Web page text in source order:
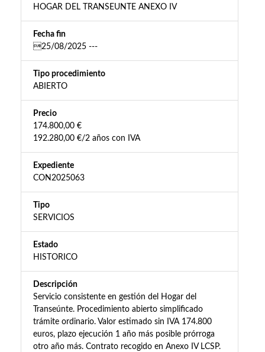
HOGAR DEL TRANSEUNTE ANEXO IV
Fecha fin
25/08/2025 ---
Tipo procedimiento
ABIERTO
Precio
174.800,00 €
192.280,00 €/2 años con IVA
Expediente
CON2025063
Tipo
SERVICIOS
Estado
HISTORICO
Descripción
Servicio consistente en gestión del Hogar del
Transeúnte. Procedimiento abierto simplificado
trámite ordinario. Valor estimado sin IVA 174.800
euros, plazo ejecución 1 año más posible prórroga
otro año más. Contrato recogido en Anexo IV LCSP.